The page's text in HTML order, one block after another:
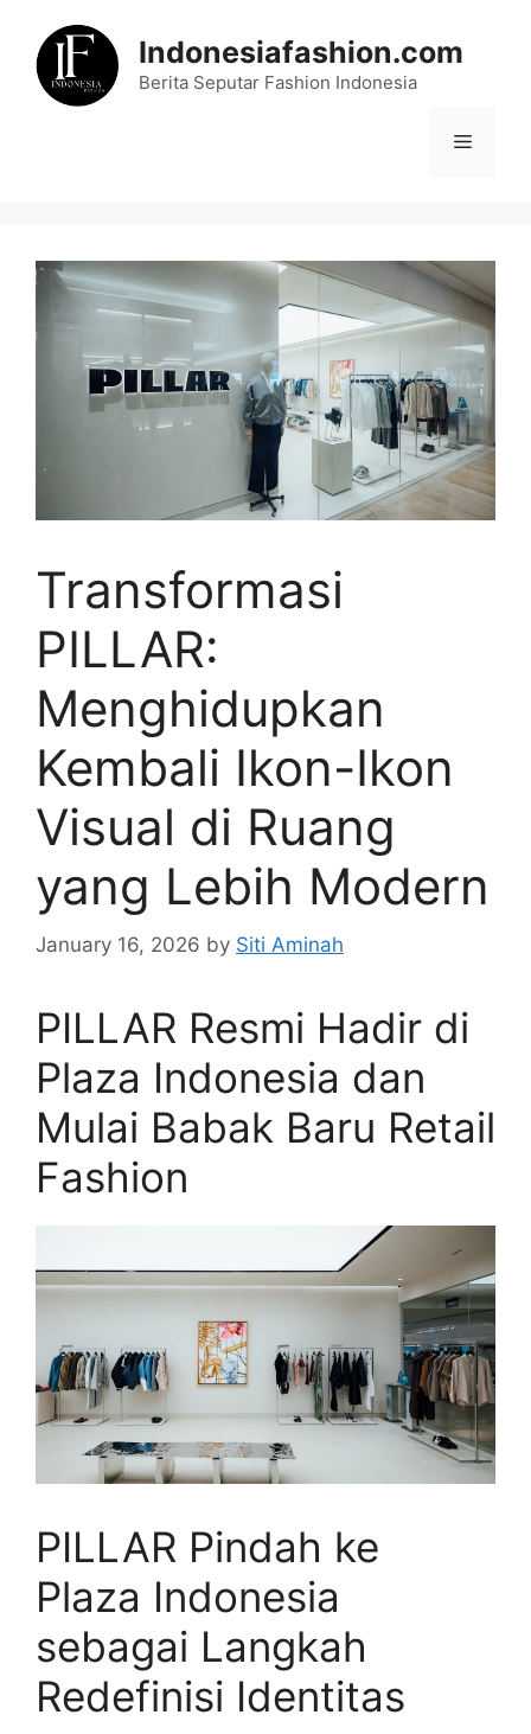
content
Indonesiafashion.com
Berita Seputar Fashion Indonesia
Menu
Transformasi
PILLAR:
Menghidupkan
Kembali Ikon-Ikon
Visual di Ruang
yang Lebih Modern
January 16, 2026 by Siti Aminah
PILLAR Resmi Hadir di
Plaza Indonesia dan
Mulai Babak Baru Retail
Fashion
PILLAR Pindah ke
Plaza Indonesia
sebagai Langkah
Redefinisi Identitas